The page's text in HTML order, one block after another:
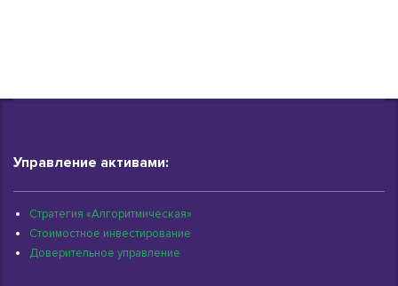
Управление активами:
Стратегия «Алгоритмическая»
Стоимостное инвестирование
Доверительное управление